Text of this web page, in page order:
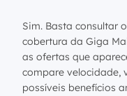
Sim. Basta consultar
cobertura da Giga
as ofertas que
compare velocidade,
possíveis benefícios